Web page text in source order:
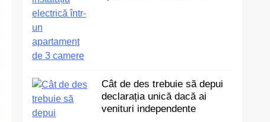
Cât de des trebuie să depui
declarația unică dacă ai
venituri independente